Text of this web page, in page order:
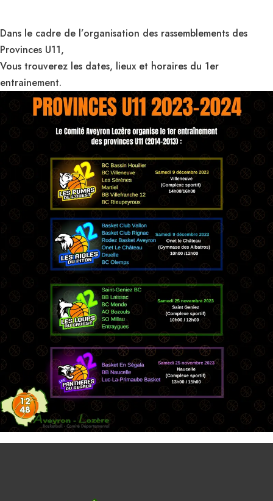
Dans le cadre de l’organisation des rassemblements des
Provinces U11,
Vous trouverez les dates, lieux et horaires du 1er
entrainement.